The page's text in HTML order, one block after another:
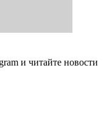
и читайте новости